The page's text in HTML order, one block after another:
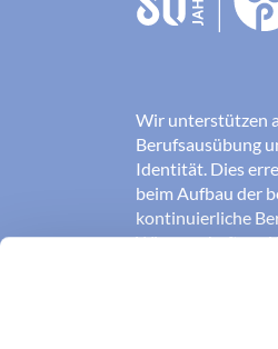
Wir unterstützen
Berufsausübung
Identität. Dies
beim Aufbau der
kontinuierliche
Wissenschaft und
Wir erschließen
Erkenntnisse
umgesetzt